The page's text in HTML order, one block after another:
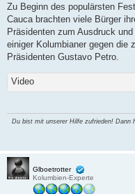
i
r
a
Zu Beginn des populärsten
Cauca brachten viele Bürger
Präsidenten zum Ausdruck
einiger Kolumbianer gegen die
Präsidenten Gustavo Petro.
Video
Du bist mit unserer Hilfe zufrieden! Dann
Glboetrotter
Kolumbien-Experte